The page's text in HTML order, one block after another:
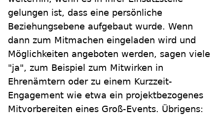
gelungen ist, dass eine persönliche
Beziehungsebene aufgebaut wurde. Wenn
dann zum Mitmachen eingeladen wird und
Möglichkeiten angeboten werden, sagen viele
"ja", zum Beispiel zum Mitwirken in
Ehrenämtern oder zu einem Kurzzeit-
Engagement wie etwa ein projektbezogenes
Mitvorbereiten eines Groß-Events. Übrigens: